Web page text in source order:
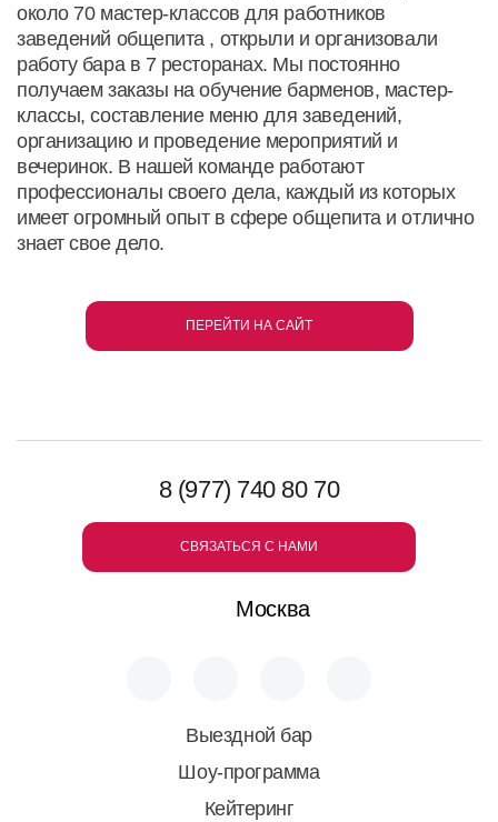
около 70 мастер-классов для работников
заведений общепита , открыли и организовали
работу бара в 7 ресторанах. Мы постоянно
получаем заказы на обучение барменов, мастер-
классы, составление меню для заведений,
организацию и проведение мероприятий и
вечеринок. В нашей команде работают
профессионалы своего дела, каждый из которых
имеет огромный опыт в сфере общепита и отлично
знает свое дело.
ПЕРЕЙТИ НА САЙТ
8 (977) 740 80 70
СВЯЗАТЬСЯ С НАМИ
Москва
Выездной бар
Шоу-программа
Кейтеринг